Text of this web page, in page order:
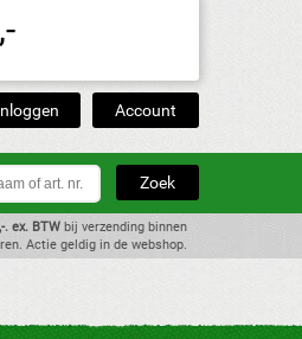
Account
. ex. BTW bij verzending binnen
Actie geldig in de webshop.